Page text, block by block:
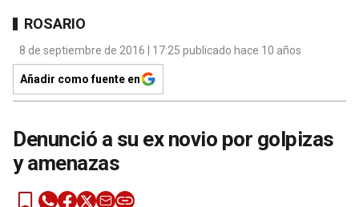
ROSARIO
8 de septiembre de 2016 | 17:25 publicado hace 10 años
Añadir como fuente en
Denunció a su ex novio por golpizas
y amenazas